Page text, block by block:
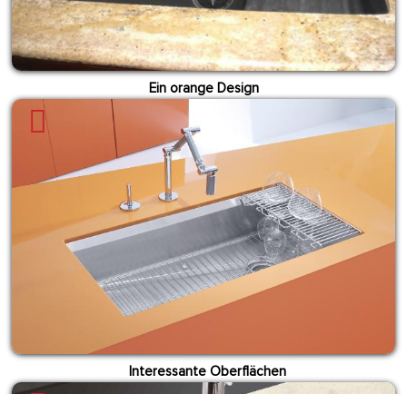
Ein orange Design
Interessante Oberflächen